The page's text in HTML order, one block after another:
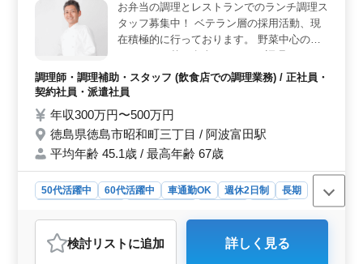
お弁当の調理とレストランでのランチ調理ス
タッフ募集中！ ベテラン層の採用活動、現
在積極的に行っております。 野菜中心のメ
ー、オムライス、他定食・洋食、和食両方あ
ります。・お弁当は１日３００食を調理しま
仕込み ・食器洗浄、清掃 ・厨房業務 ・調理
補助 マイカー通勤OK。無料駐車場もあり、
毎日の通勤ストレスも少なく済みます。 現
在50歳以上のベテラン料理人も活躍中。 今
までの経験を活かして、厨房で活躍してみま
せんか？
調理師・調理補助・スタッフ (飲食店での調理業務) / 正社員・
契約社員・派遣社員
年収300万円〜500万円
徳島県徳島市昭和町三丁目 / 阿波富田駅
平均年齢 45.1歳 / 最高年齢 67歳
50代活躍中 60代活躍中 車通勤OK 週休2日制
長期
調理師・調理補助・スタッフ
おすすめポイント
検討リスト に追加 詳しく見る